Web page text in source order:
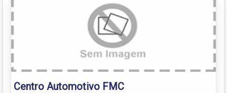
Centro Automotivo FMC